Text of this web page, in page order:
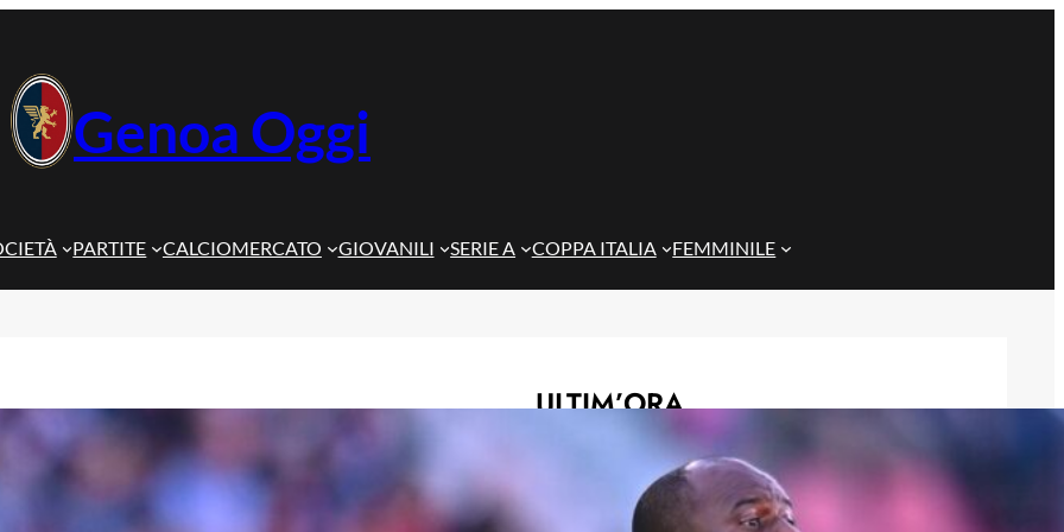
Genoa Oggi
PARTITE CALCIOMERCATO GIOVANILI SERIE A COPPA ITALIA FEMMINILE
ULTIM’ORA
Rientra Østigård, il Genoa prepara il
trittico di sfide al Ferraris
6 Agosto 2026